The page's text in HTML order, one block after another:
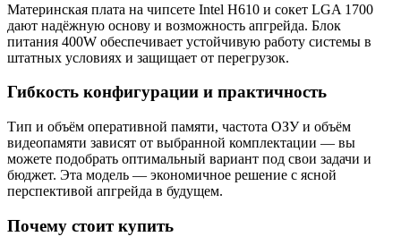
Материнская плата на чипсете Intel H610 и сокет LGA 1700
дают надёжную основу и возможность апгрейда. Блок
питания 400W обеспечивает устойчивую работу системы в
штатных условиях и защищает от перегрузок.
Гибкость конфигурации и практичность
Тип и объём оперативной памяти, частота ОЗУ и объём
видеопамяти зависят от выбранной комплектации — вы
можете подобрать оптимальный вариант под свои задачи и
бюджет. Эта модель — экономичное решение с ясной
перспективой апгрейда в будущем.
Почему стоит купить